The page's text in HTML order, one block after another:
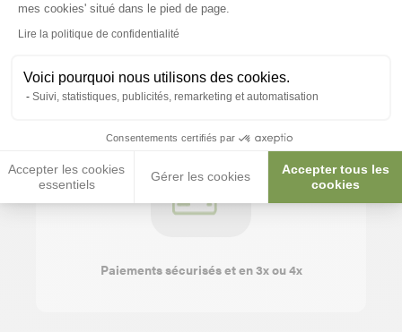
mes cookies' situé dans le pied de page.
Lire la politique de confidentialité
Voici pourquoi nous utilisons des cookies.
Suivi, statistiques, publicités, remarketing et automatisation
Consentements certifiés par
Accepter les cookies
essentiels
Gérer les cookies
Accepter tous les
cookies
Axeptio consent
Paiements sécurisés et en 3x ou 4x